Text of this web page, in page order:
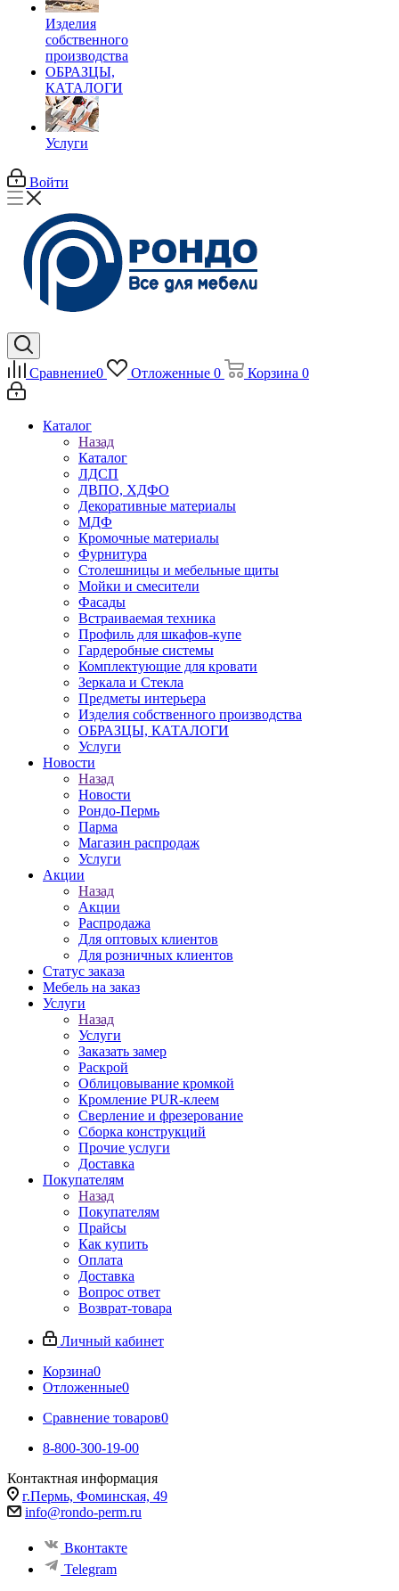
Изделия
собственного
производства
ОБРАЗЦЫ,
КАТАЛОГИ
Услуги
Войти
Сравнение0 Отложенные 0 Корзина 0
Каталог
Назад
Каталог
ЛДСП
ДВПО, ХДФО
Декоративные материалы
МДФ
Кромочные материалы
Фурнитура
Столешницы и мебельные щиты
Мойки и смесители
Фасады
Встраиваемая техника
Профиль для шкафов-купе
Гардеробные системы
Комплектующие для кровати
Зеркала и Стекла
Предметы интерьера
Изделия собственного производства
ОБРАЗЦЫ, КАТАЛОГИ
Услуги
Новости
Назад
Новости
Рондо-Пермь
Парма
Магазин распродаж
Услуги
Акции
Назад
Акции
Распродажа
Для оптовых клиентов
Для розничных клиентов
Статус заказа
Мебель на заказ
Услуги
Назад
Услуги
Заказать замер
Раскрой
Облицовывание кромкой
Кромление PUR-клеем
Сверление и фрезерование
Сборка конструкций
Прочие услуги
Доставка
Покупателям
Назад
Покупателям
Прайсы
Как купить
Оплата
Доставка
Вопрос ответ
Возврат-товара
Личный кабинет
Корзина0
Отложенные0
Сравнение товаров0
8-800-300-19-00
Контактная информация
г.Пермь, Фоминская, 49
info@rondo-perm.ru
Вконтакте
Telegram